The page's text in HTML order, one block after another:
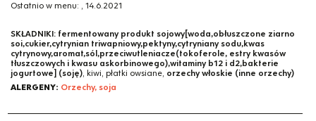
Ostatnio w menu: , 14.6.2021
SKŁADNIKI: fermentowany produkt sojowy[woda,obłuszczone ziarno
soi,cukier,cytrynian triwapniowy,pektyny,cytryniany sodu,kwas
cytrynowy,aromat,sól,przeciwutleniacze(tokoferole, estry kwasów
tłuszczowych i kwasu askorbinowego),witaminy b12 i d2,bakterie
jogurtowe] (soję), kiwi, płatki owsiane, orzechy włoskie (inne orzechy)
ALERGENY: Orzechy, soja